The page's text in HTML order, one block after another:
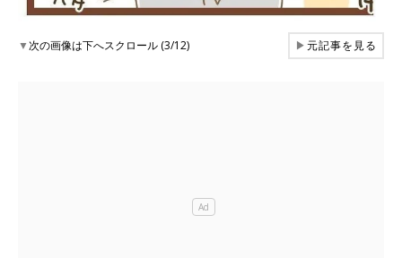
▼次の画像は下へスクロール (3/12) ▶元記事を見る